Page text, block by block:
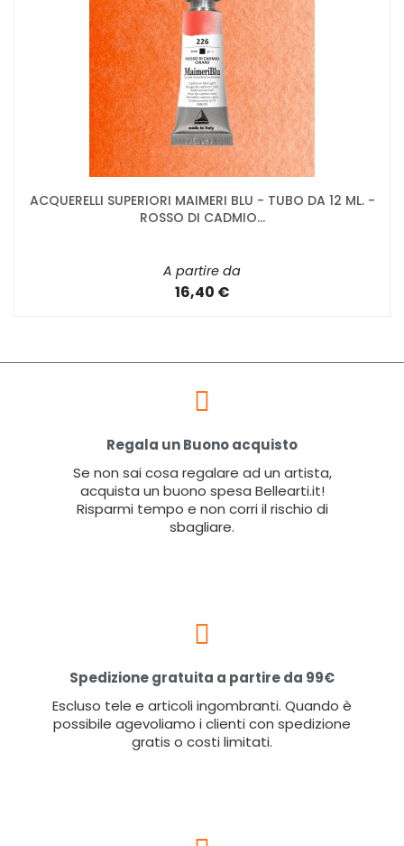
ACQUERELLI SUPERIORI MAIMERI BLU - TUBO DA 12 ML. -
ROSSO DI CADMIO...
A partire da
16,40 €
Regala un Buono acquisto
Se non sai cosa regalare ad un artista,
acquista un buono spesa Bellearti.it!
Risparmi tempo e non corri il rischio di
sbagliare.
Spedizione gratuita a partire da 99€
Escluso tele e articoli ingombranti. Quando è
possibile agevoliamo i clienti con spedizione
gratis o costi limitati.